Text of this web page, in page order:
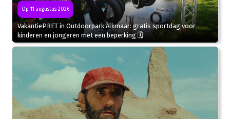
Op 11 augustus 2026
VakantiePRET in Outdoorpark Alkmaar: gratis sportdag voor
kinderen en jongeren met een beperking 🗓